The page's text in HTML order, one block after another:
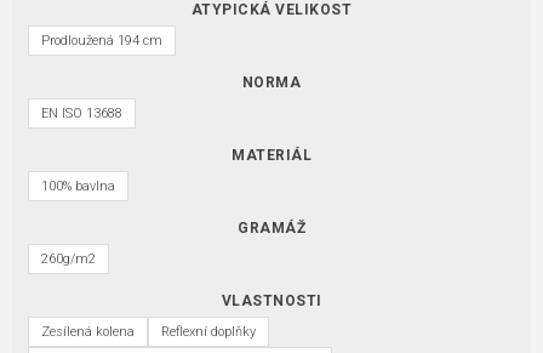
ATYPICKÁ VELIKOST
Prodloužená 194 cm
NORMA
EN ISO 13688
MATERIÁL
100% bavlna
GRAMÁŽ
260g/m2
VLASTNOSTI
Zesílená kolena
Reflexní doplňky